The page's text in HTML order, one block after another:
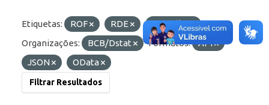
Etiquetas: ROF RDE
Portfólio
Organizações:
BCB/Dstat Formatos:
API
JSON
OData
Filtrar Resultados